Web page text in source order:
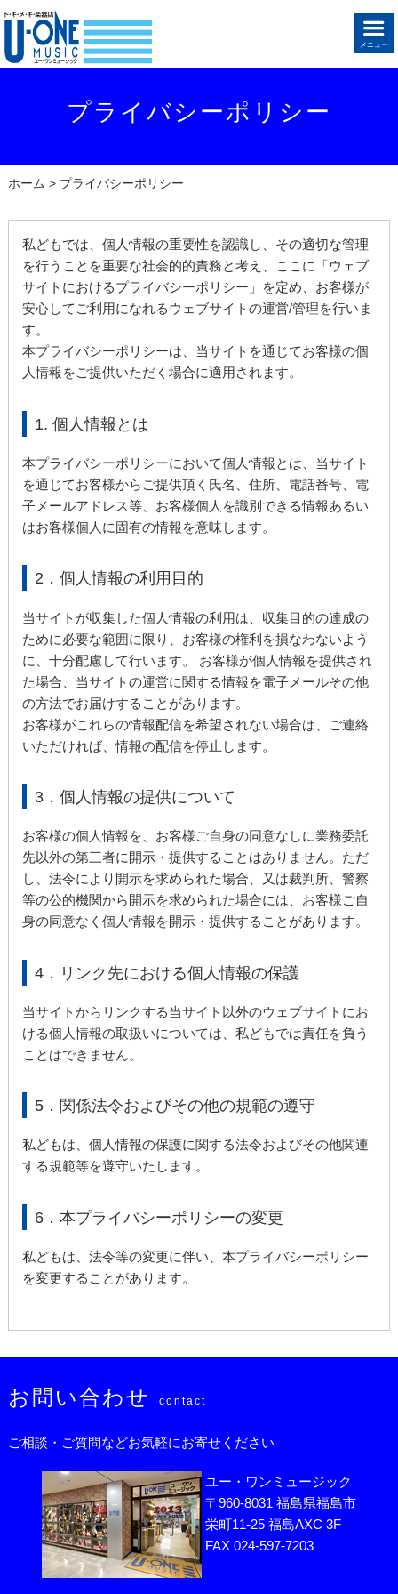
メニュー
プライバシーポリシー
ホーム > プライバシーポリシー
私どもでは、個人情報の重要性を認識し、その適切な管理
を行うことを重要な社会的的責務と考え、ここに「ウェブ
サイトにおけるプライバシーポリシー」を定め、お客様が
安心してご利用になれるウェブサイトの運営/管理を行いま
す。
本プライバシーポリシーは、当サイトを通じてお客様の個
人情報をご提供いただく場合に適用されます。
1. 個人情報とは
本プライバシーポリシーにおいて個人情報とは、当サイト
を通じてお客様からご提供頂く氏名、住所、電話番号、電
子メールアドレス等、お客様個人を識別できる情報あるい
はお客様個人に固有の情報を意味します。
2．個人情報の利用目的
当サイトが収集した個人情報の利用は、収集目的の達成の
ために必要な範囲に限り、お客様の権利を損なわないよう
に、十分配慮して行います。 お客様が個人情報を提供され
た場合、当サイトの運営に関する情報を電子メールその他
の方法でお届けすることがあります。
お客様がこれらの情報配信を希望されない場合は、ご連絡
いただければ、情報の配信を停止します。
3．個人情報の提供について
お客様の個人情報を、お客様ご自身の同意なしに業務委託
先以外の第三者に開示・提供することはありません。ただ
し、法令により開示を求められた場合、又は裁判所、警察
等の公的機関から開示を求められた場合には、お客様ご自
身の同意なく個人情報を開示・提供することがあります。
4．リンク先における個人情報の保護
当サイトからリンクする当サイト以外のウェブサイトにお
ける個人情報の取扱いについては、私どもでは責任を負う
ことはできません。
5．関係法令およびその他の規範の遵守
私どもは、個人情報の保護に関する法令およびその他関連
する規範等を遵守いたします。
6．本プライバシーポリシーの変更
私どもは、法令等の変更に伴い、本プライバシーポリシー
を変更することがあります。
お問い合わせ contact
ご相談・ご質問などお気軽にお寄せください
ユー・ワンミュージック
〒960-8031 福島県福島市
栄町11-25 福島AXC 3F
FAX 024-597-7203